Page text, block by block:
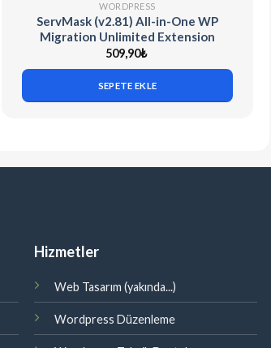
WORDPRESS
ServMask (v2.81) All-in-One WP
Migration Unlimited Extension
509,90₺
SEPETE EKLE
Hizmetler
Web Tasarım (yakında...)
Wordpress Düzenleme